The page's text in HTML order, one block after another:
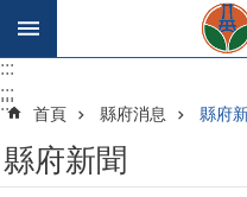
跳到主要內容區塊
:::
:::
::: 首頁 縣府消息 縣府
縣府新聞